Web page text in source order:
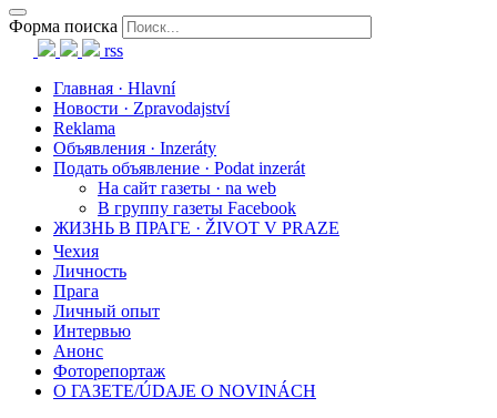
Форма поиска
rss
Главная · Hlavní
Новости · Zpravodajství
Reklama
Объявления · Inzeráty
Подать объявление · Podat inzerát
На сайт газеты · na web
В группу газеты Facebook
ЖИЗНЬ В ПРАГЕ · ŽIVOT V PRAZE
Чехия
Личность
Прага
Личный опыт
Интервью
Анонс
Фоторепортаж
О ГАЗЕТЕ/ÚDAJE O NOVINÁCH